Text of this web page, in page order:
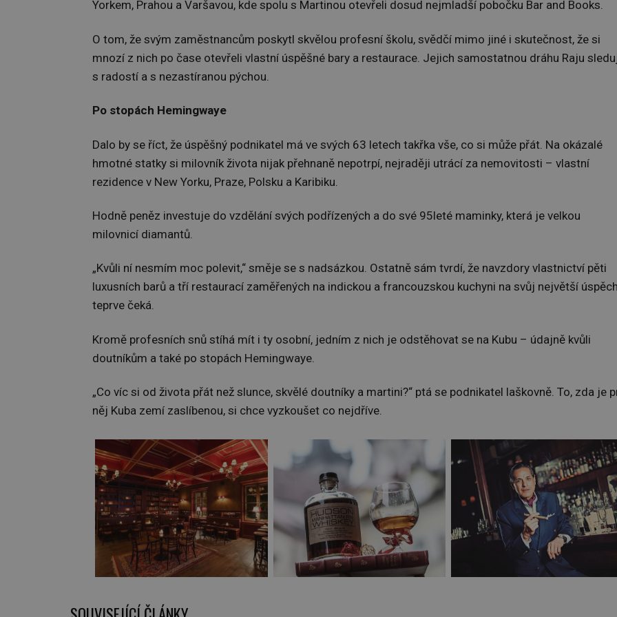
Yorkem, Prahou a Varšavou, kde spolu s Martinou otevřeli dosud nejmladší pobočku Bar and Books.
O tom, že svým zaměstnancům poskytl skvělou profesní školu, svědčí mimo jiné i skutečnost, že si
mnozí z nich po čase otevřeli vlastní úspěšné bary a restaurace. Jejich samostatnou dráhu Raju
s radostí a s nezastíranou pýchou.
Po stopách Hemingwaye
Dalo by se říct, že úspěšný podnikatel má ve svých 63 letech takřka vše, co si může přát. Na okázalé
hmotné statky si milovník života nijak přehnaně nepotrpí, nejraději utrácí za nemovitosti – vlastní
rezidence v New Yorku, Praze, Polsku a Karibiku.
Hodně peněz investuje do vzdělání svých podřízených a do své 95leté maminky, která je velkou
milovnicí diamantů.
„Kvůli ní nesmím moc polevit,“ směje se s nadsázkou. Ostatně sám tvrdí, že navzdory vlastnictví pěti
luxusních barů a tří restaurací zaměřených na indickou a francouzskou kuchyni na svůj největší úspěch
teprve čeká.
Kromě profesních snů stíhá mít i ty osobní, jedním z nich je odstěhovat se na Kubu – údajně kvůli
doutníkům a také po stopách Hemingwaye.
„Co víc si od života přát než slunce, skvělé doutníky a martini?“ ptá se podnikatel laškovně. To, zda je
něj Kuba zemí zaslíbenou, si chce vyzkoušet co nejdříve.